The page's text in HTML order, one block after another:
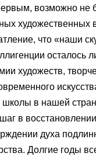
возможно
художественных
что «наши
художеств,
школы в нашей
в
духа
Долгие годы